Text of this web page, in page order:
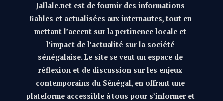
Jallale.net est de fournir des informations
fiables et actualisées aux internautes, tout en
mettant l’accent sur la pertinence locale et
l’impact de l’actualité sur la société
sénégalaise. Le site se veut un espace de
réflexion et de discussion sur les enjeux
contemporains du Sénégal, en offrant une
plateforme accessible à tous pour s’informer et